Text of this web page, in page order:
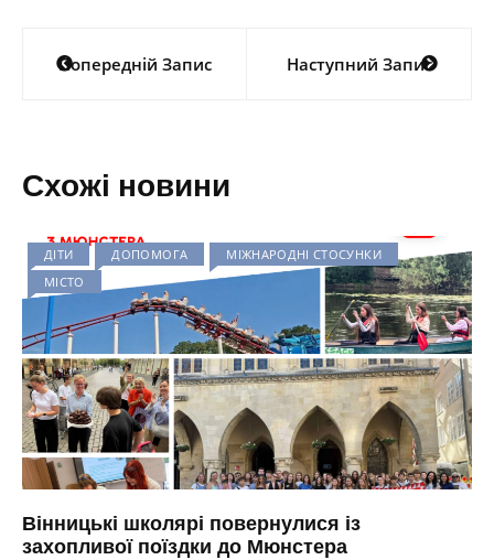
Навігація
записів
Попередній Запис Наступний Запис
Схожі новини
ДІТИ ДОПОМОГА
МІЖНАРОДНІ СТОСУНКИ
МІСТО
Вінницькі школярі повернулися із
захопливої поїздки до Мюнстера